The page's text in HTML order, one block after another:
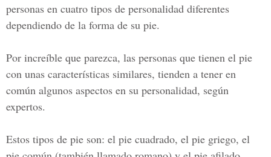
personas en cuatro tipos de personalidad diferentes
dependiendo de la forma de su pie.
Por increíble que parezca, las personas que tienen el pie
con unas características similares, tienden a tener en
común algunos aspectos en su personalidad, según
expertos.
Estos tipos de pie son: el pie cuadrado, el pie griego, el